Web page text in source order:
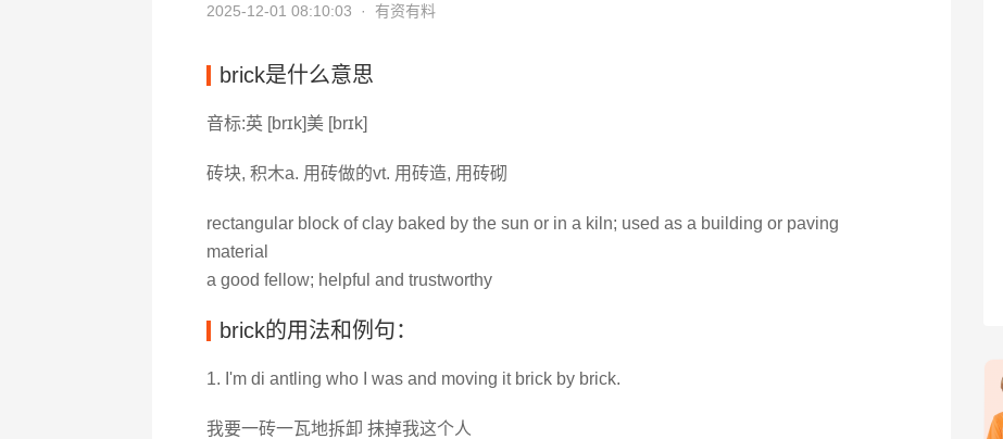
2025-12-01 08:10:03 · 有资有料
brick是什么意思
音标:英 [brɪk]美 [brɪk]
砖块, 积木a. 用砖做的vt. 用砖造, 用砖砌
rectangular block of clay baked by the sun or in a kiln; used as a building or paving
material
a good fellow; helpful and trustworthy
brick的用法和例句：
1. I'm di antling who I was and moving it brick by brick.
我要一砖一瓦地拆卸 抹掉我这个人